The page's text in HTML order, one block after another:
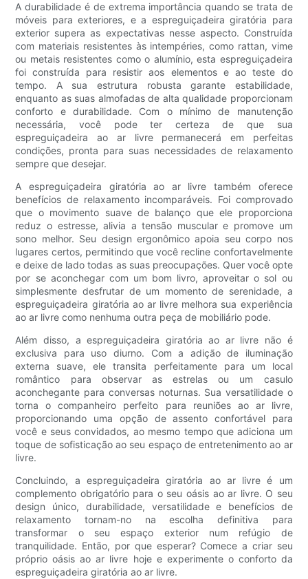
A durabilidade é de extrema importância quando se trata de
móveis para exteriores, e a espreguiçadeira giratória para
exterior supera as expectativas nesse aspecto. Construída
com materiais resistentes às intempéries, como rattan, vime
ou metais resistentes como o alumínio, esta espreguiçadeira
foi construída para resistir aos elementos e ao teste do
tempo. A sua estrutura robusta garante estabilidade,
enquanto as suas almofadas de alta qualidade proporcionam
conforto e durabilidade. Com o mínimo de manutenção
necessária, você pode ter certeza de que sua
espreguiçadeira ao ar livre permanecerá em perfeitas
condições, pronta para suas necessidades de relaxamento
sempre que desejar.
A espreguiçadeira giratória ao ar livre também oferece
benefícios de relaxamento incomparáveis. Foi comprovado
que o movimento suave de balanço que ele proporciona
reduz o estresse, alivia a tensão muscular e promove um
sono melhor. Seu design ergonômico apoia seu corpo nos
lugares certos, permitindo que você recline confortavelmente
e deixe de lado todas as suas preocupações. Quer você opte
por se aconchegar com um bom livro, aproveitar o sol ou
simplesmente desfrutar de um momento de serenidade, a
espreguiçadeira giratória ao ar livre melhora sua experiência
ao ar livre como nenhuma outra peça de mobiliário pode.
Além disso, a espreguiçadeira giratória ao ar livre não é
exclusiva para uso diurno. Com a adição de iluminação
externa suave, ele transita perfeitamente para um local
romântico para observar as estrelas ou um casulo
aconchegante para conversas noturnas. Sua versatilidade o
torna o companheiro perfeito para reuniões ao ar livre,
proporcionando uma opção de assento confortável para
você e seus convidados, ao mesmo tempo que adiciona um
toque de sofisticação ao seu espaço de entretenimento ao ar
livre.
Concluindo, a espreguiçadeira giratória ao ar livre é um
complemento obrigatório para o seu oásis ao ar livre. O seu
design único, durabilidade, versatilidade e benefícios de
relaxamento tornam-no na escolha definitiva para
transformar o seu espaço exterior num refúgio de
tranquilidade. Então, por que esperar? Comece a criar seu
próprio oásis ao ar livre hoje e experimente o conforto da
espreguiçadeira giratória ao ar livre.